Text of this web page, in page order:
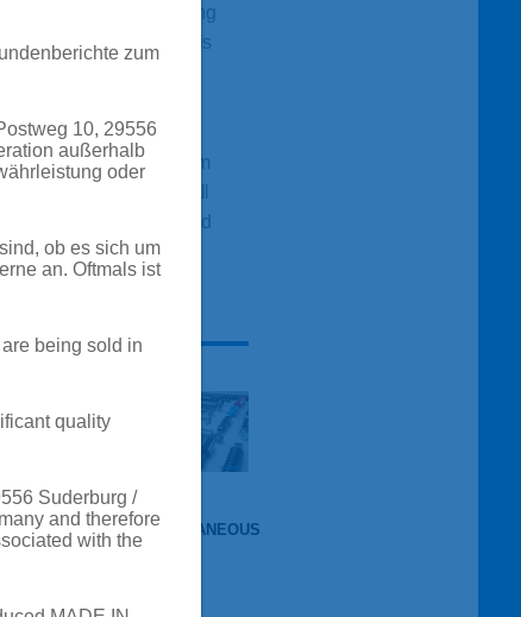
full loads, in difficult driving
the highest reliability is
commercial vehicle – from
vehicles all the way to all
comfortable, safe and
MISCELLANEOUS
zum
10, 29556
außerhalb
oder
ob es sich um
an. Oftmals ist
being sold in
quality
Suderburg /
and therefore
with the